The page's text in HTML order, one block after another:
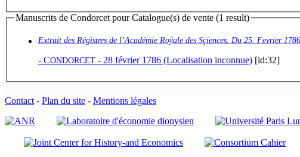
Manuscrits de Condorcet pour Catalogue(s) de vente (1 result)
Extrait des Régistres de l’Académie Roÿale des Sçiences. Du 25. Fevrier 1786
- CONDORCET - 28 février 1786 (Localisation inconnue) [id:32]
Contact - Plan du site - Mentions légales